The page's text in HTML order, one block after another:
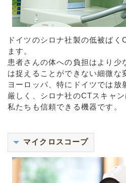
ドイツのシロナ社製の低被ば
ます。
患者さんの体への負担はより少
は捉えることができない細微な
ヨーロッパ、特にドイツでは放
厳しく、シロナ社のCTスキャ
私たちも信頼できる機器です。
マイクロスコープ